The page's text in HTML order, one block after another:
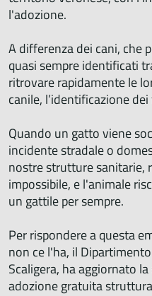
l'adozione.
A differenza dei cani, che
quasi sempre identificati
ritrovare rapidamente le
canile, l’identificazione
Quando un gatto viene
incidente stradale o
nostre strutture sanitarie,
impossibile, e l'animale
un gattile per sempre.
Per rispondere a questa
non ce l'ha, il
Scaligera, ha aggiornato
adozione gratuita